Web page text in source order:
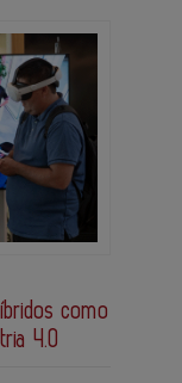
como
4.0